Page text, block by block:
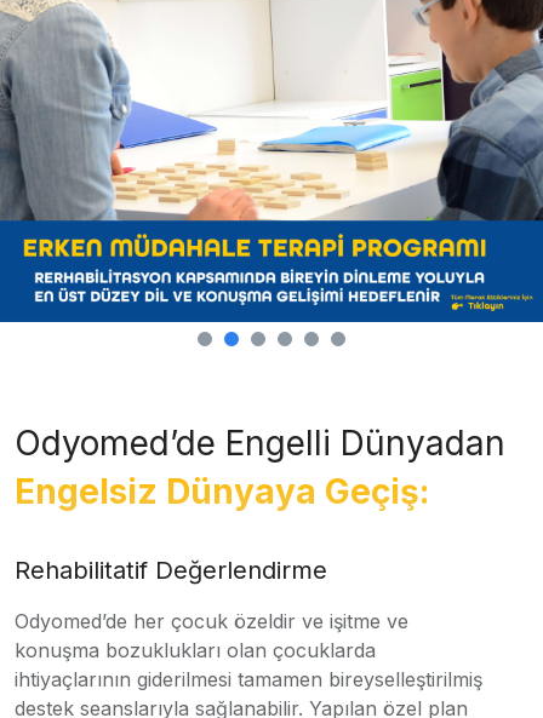
Odyomed’de Engelli Dünyadan
Engelsiz Dünyaya Geçiş:
Rehabilitatif Değerlendirme
Odyomed’de her çocuk özeldir ve işitme ve
konuşma bozuklukları olan çocuklarda
ihtiyaçlarının giderilmesi tamamen bireyselleştirilmiş
destek seanslarıyla sağlanabilir. Yapılan özel plan